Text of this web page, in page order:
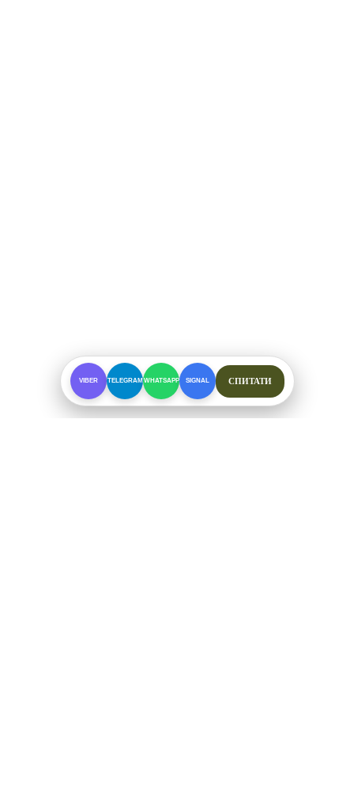
VIBER TELEGRAMWHATSAPP SIGNAL СПИТАТИ